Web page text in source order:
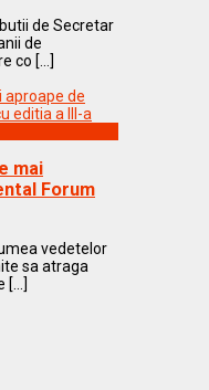
de Secretar
de
co [...]
mai
Forum
vedetelor
sa atraga
[...]